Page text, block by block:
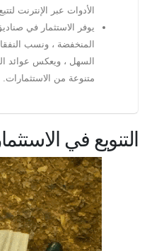
الأدوات عبر الإنترنت
يوفر الاستثمار في
المنخفضة ، ونسب
السهل ، ويعكس عوائد
متنوعة من الاستثمارات.
التنويع في